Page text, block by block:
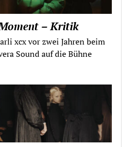
– Kritik
xcx vor zwei Jahren beim
Sound auf die Bühne